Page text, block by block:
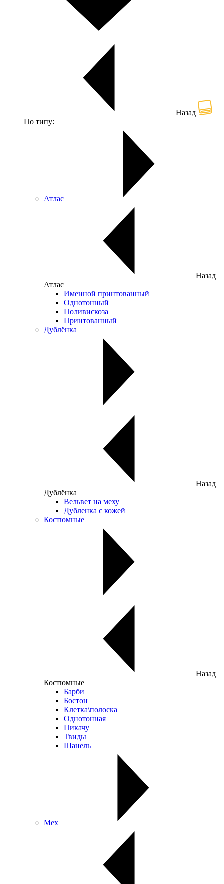
Назад
По типу:
Атлас
Назад
Атлас
Именной принтованный
Однотонный
Поливискоза
Принтованный
Дублёнка
Назад
Дублёнка
Вельвет на меху
Дубленка с кожей
Костюмные
Назад
Костюмные
Барби
Бостон
Клетка\полоска
Однотонная
Пикачу
Твиды
Шанель
Мех